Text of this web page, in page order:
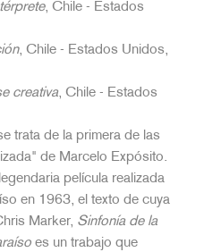
, Chile - Estados
, Chile - Estados Unidos,
creativa, Chile - Estados
trata de la primera de las
de Marcelo Expósito.
película realizada
en 1963, el texto de cuya
Marker, Sinfonía de la
es un trabajo que